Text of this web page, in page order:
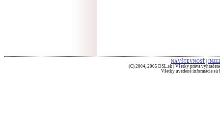
NÁVŠTEVNOSŤ
(C) 2004, 2005 DSL.sk | Všetky práva
Všetky uvedené informácie sú